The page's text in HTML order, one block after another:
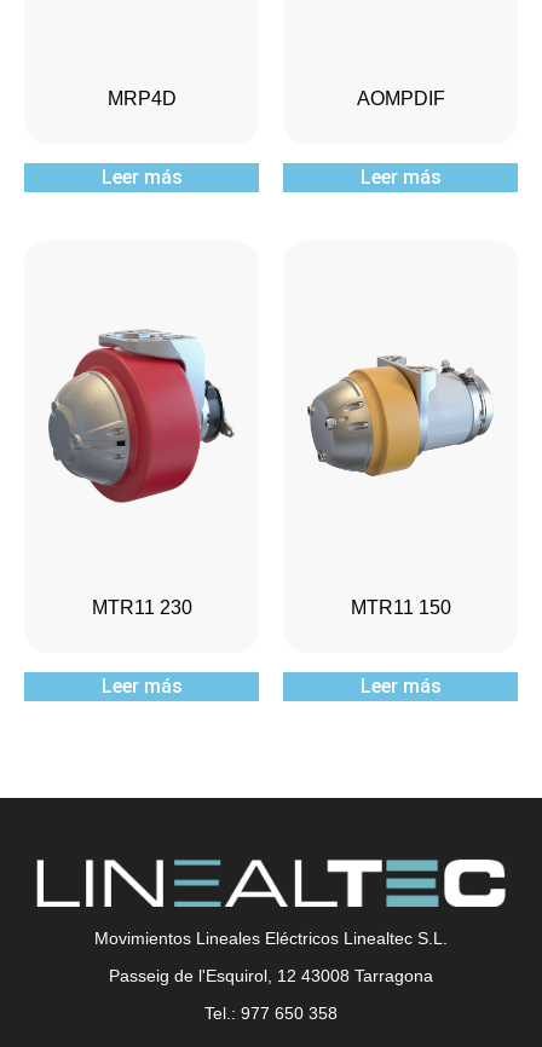
MRP4D
Leer más
AOMPDIF
Leer más
MTR11 230
Leer más
MTR11 150
Leer más
Movimientos Lineales Eléctricos Linealtec S.L.
Passeig de l'Esquirol, 12 43008 Tarragona
Tel.: 977 650 358